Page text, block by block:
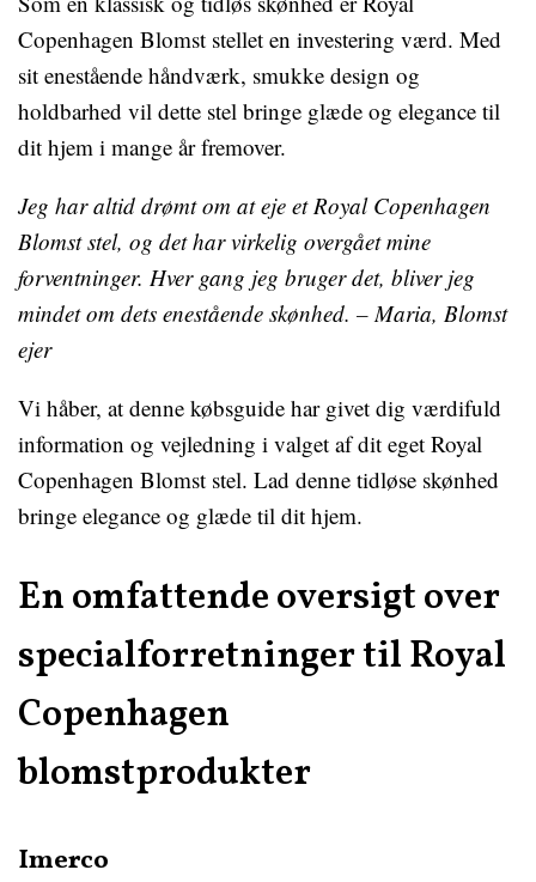
Copenhagen Blomst stellet en investering værd. Med
sit enestående håndværk, smukke design og
holdbarhed vil dette stel bringe glæde og elegance til
dit hjem i mange år fremover.
Jeg har altid drømt om at eje et Royal Copenhagen
Blomst stel, og det har virkelig overgået mine
forventninger. Hver gang jeg bruger det, bliver jeg
mindet om dets enestående skønhed. – Maria, Blomst
ejer
Vi håber, at denne købsguide har givet dig værdifuld
information og vejledning i valget af dit eget Royal
Copenhagen Blomst stel. Lad denne tidløse skønhed
bringe elegance og glæde til dit hjem.
En omfattende oversigt over
specialforretninger til Royal
Copenhagen
blomstprodukter
Imerco